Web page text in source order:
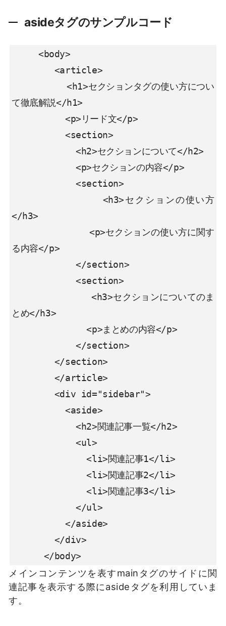
asideタグのサンプルコード
     <body>
て徹底解説</h1>
          <p>リード文</p>
          <section>
            <h2>セクションについて</h2>
            <p>セクションの内容</p>
            <section>
</h3>
              <p>セクションの使い方に関す
る内容</p>
            </section>
            <section>
              <h3>セクションについてのま
とめ</h3>
              <p>まとめの内容</p>
            </section>
          <aside>
            <h2>関連記事一覧</h2>
            <ul>
              <li>関連記事1</li>
              <li>関連記事2</li>
              <li>関連記事3</li>
            </ul>
          </aside>
      </body>
メインコンテンツを表すmainタグのサイドに関
連記事を表示する際にasideタグを利用していま
す。